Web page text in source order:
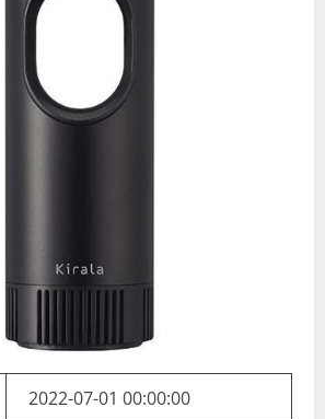
2022-07-01 00:00:00